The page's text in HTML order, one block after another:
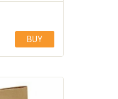
BUY